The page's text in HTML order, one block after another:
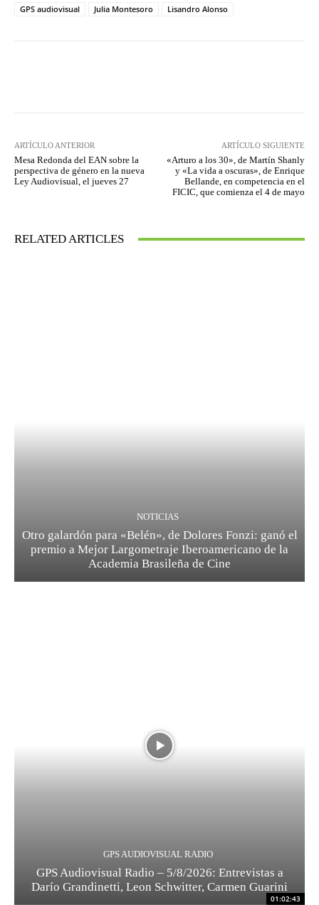
GPS audiovisual Julia Montesoro Lisandro Alonso
ARTÍCULO ANTERIOR
Mesa Redonda del EAN sobre la
perspectiva de género en la nueva
Ley Audiovisual, el jueves 27
ARTÍCULO SIGUIENTE
«Arturo a los 30», de Martín Shanly
y «La vida a oscuras», de Enrique
Bellande, en competencia en el
FICIC, que comienza el 4 de mayo
RELATED ARTICLES
NOTICIAS
Otro galardón para «Belén», de Dolores Fonzi: ganó el
premio a Mejor Largometraje Iberoamericano de la
Academia Brasileña de Cine
01:02:43
GPS AUDIOVISUAL RADIO
GPS Audiovisual Radio – 5/8/2026: Entrevistas a
Darío Grandinetti, Leon Schwitter, Carmen Guarini